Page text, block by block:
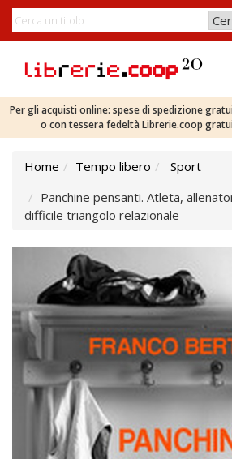
Per gli acquisti online: spese di spedizione
o con tessera fedeltà Librerie.coop
Home Tempo libero
Sport
Panchine pensanti. Atleta,
difficile triangolo relazionale